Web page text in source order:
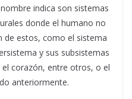
indica son sistemas
donde el humano no
de estos, como el sistema
y sus subsistemas
el corazón, entre otros, o el
anteriormente.